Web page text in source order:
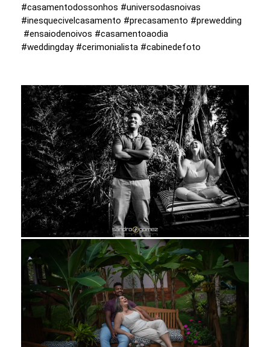
#casamentodossonhos #universodasnoivas
#inesquecivelcasamento #precasamento #prewedding
#ensaiodenoivos #casamentoaodia
#weddingday #cerimonialista #cabinedefoto